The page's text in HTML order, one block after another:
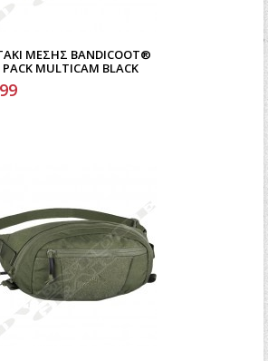
ΜΈΣΗΣ BANDICOOT®
MULTICAM BLACK